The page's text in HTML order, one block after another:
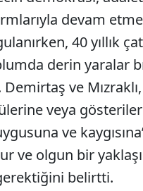
devam
40 yıllık
derin yaralar
ve
veya
ve
ve olgun bir
belirtti.